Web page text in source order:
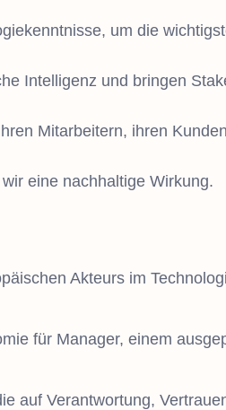
um die
Intelligenz und bringen
Mitarbeitern, ihren
eine nachhaltige Wirkung.
Akteurs im
für Manager, einem
auf Verantwortung,